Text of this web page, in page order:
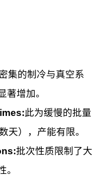
集的制冷与真空系
著增加。
此为缓慢的批量
天），产能有限。
批次性质限制了大
。